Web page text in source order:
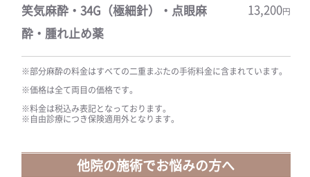
笑気麻酔・34G（極細針）・点眼麻
酔・腫れ止め薬
13,200円
※部分麻酔の料金はすべての二重まぶたの手術料金に含まれています。
※価格は全て両目の価格です。
※料金は税込み表記となっております。
※自由診療につき保険適用外となります。
他院の施術でお悩みの方へ